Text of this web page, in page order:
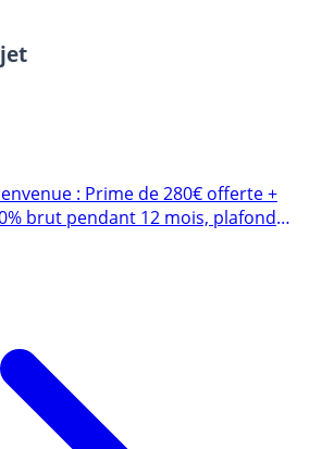
brut pendant 12 mois, plafond